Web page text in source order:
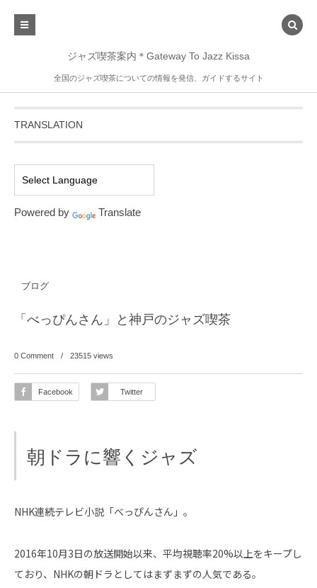
ジャズ喫茶案内＊Gateway To Jazz Kissa
全国のジャズ喫茶についての情報を発信、ガイドするサイト
TRANSLATION
Powered by Translate
ブログ
「べっぴんさん」と神戸のジャズ喫茶
0 Comment 23515 views
Facebook Twitter
朝ドラに響くジャズ
NHK連続テレビ小説「べっぴんさん」。
2016年10月3日の放送開始以来、平均視聴率20%以上をキープし
ており、NHKの朝ドラとしてはまずまずの人気である。